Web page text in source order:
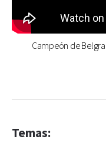
Campeón de
Temas: